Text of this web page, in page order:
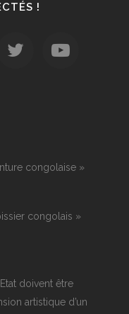
!
congolaise »
congolais »
doivent être
artistique d’un